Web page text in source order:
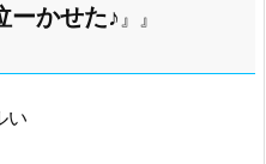
ーかせた♪ 』』
い